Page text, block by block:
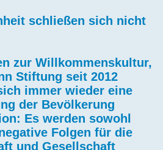
schließen sich nicht
zur Willkommenskultur,
Stiftung seit 2012
immer wieder eine
der Bevölkerung
Es werden sowohl
Folgen für die
und Gesellschaft